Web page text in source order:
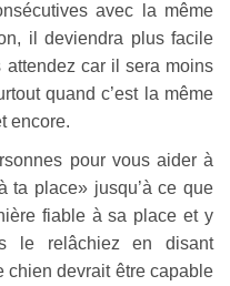
avec la même
il deviendra plus facile
car il sera moins
quand c’est la même
encore.
pour vous aider à
ta place» jusqu’à ce que
fiable à sa place et y
le relâchiez en disant
chien devrait être capable